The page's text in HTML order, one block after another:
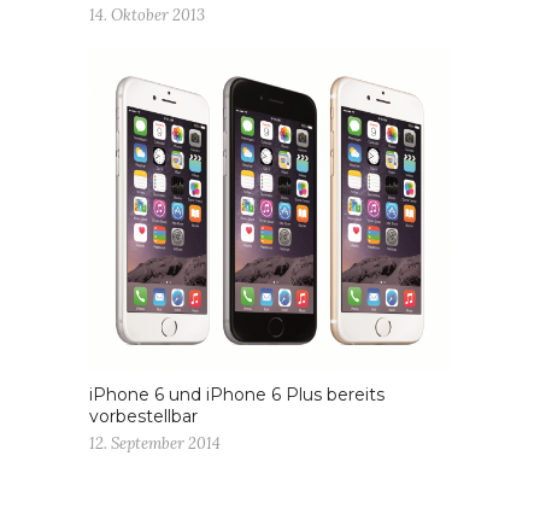
14. Oktober 2013
iPhone 6 und iPhone 6 Plus bereits
vorbestellbar
12. September 2014